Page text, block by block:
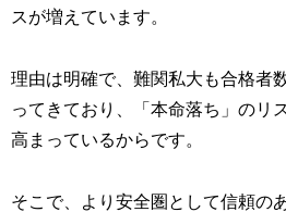
スが増えています。
理由は明確で、難関私大も合格者
ってきており、「本命落ち」のリ
高まっているからです。
そこで、より安全圏として信頼の